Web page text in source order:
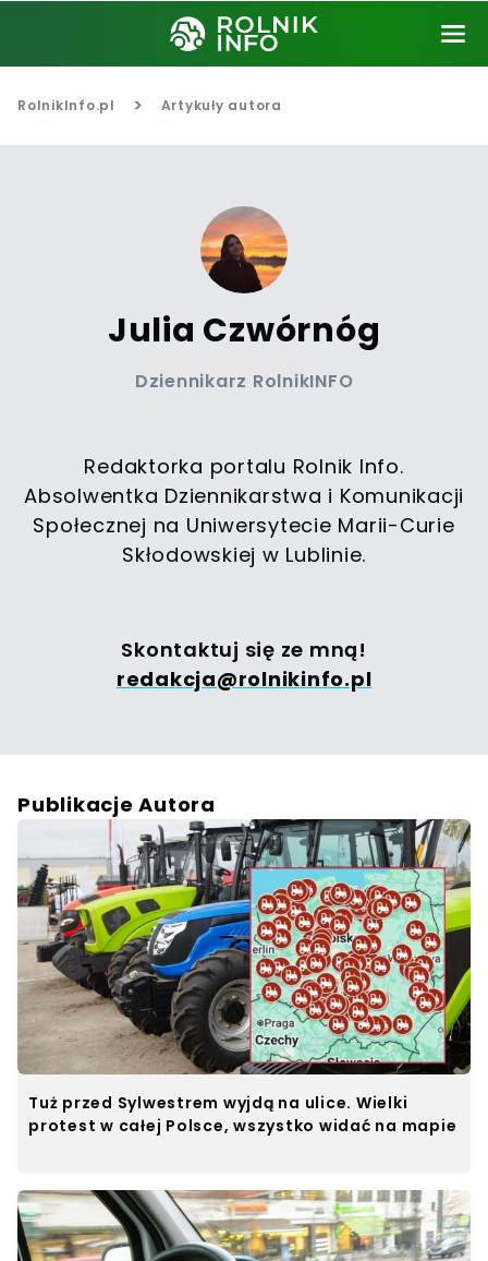
RolnikInfo.pl > Artykuły autora
Julia Czwórnóg
Dziennikarz RolnikINFO
Redaktorka portalu Rolnik Info.
Absolwentka Dziennikarstwa i Komunikacji
Społecznej na Uniwersytecie Marii-Curie
Skłodowskiej w Lublinie.
Skontaktuj się ze mną!
redakcja@rolnikinfo.pl
Publikacje Autora
Tuż przed Sylwestrem wyjdą na ulice. Wielki
protest w całej Polsce, wszystko widać na mapie